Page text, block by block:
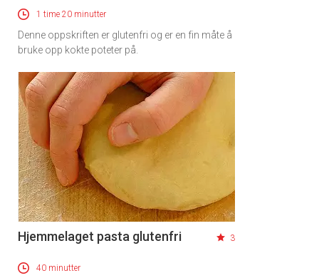
1 time 20 minutter
Denne oppskriften er glutenfri og er en fin måte å
bruke opp kokte poteter på.
Hjemmelaget pasta glutenfri 3
40 minutter